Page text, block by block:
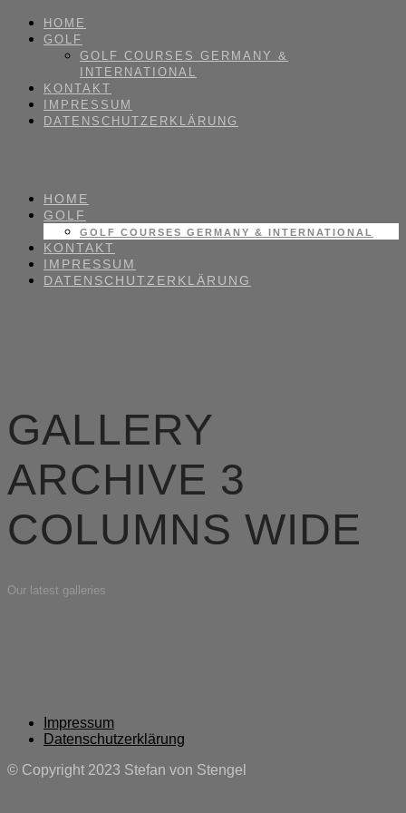
HOME
GOLF
GOLF COURSES GERMANY &
INTERNATIONAL
KONTAKT
IMPRESSUM
DATENSCHUTZERKLÄRUNG
HOME
GOLF
GOLF COURSES GERMANY & INTERNATIONAL
KONTAKT
IMPRESSUM
DATENSCHUTZERKLÄRUNG
GALLERY
ARCHIVE 3
COLUMNS WIDE
Our latest galleries
Impressum
Datenschutzerklärung
© Copyright 2023 Stefan von Stengel